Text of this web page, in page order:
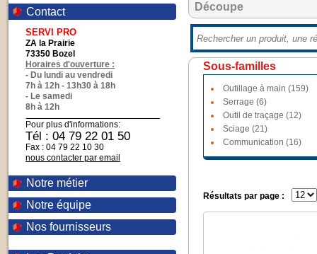
Contact
SERVI PRO
ZA la Prairie
73350 Bozel
Horaires d'ouverture :
- Du lundi au vendredi
7h à 12h - 13h30 à 18h
- Le samedi
8h à 12h
Pour plus d'informations:
Tél : 04 79 22 01 50
Fax : 04 79 22 10 30
nous contacter par email
Notre métier
Notre équipe
Nos fournisseurs
Découpe
Sous-familles
Outillage à main (159)
Serrage (6)
Outil de traçage (12)
Sciage (21)
Communication (16)
Résultats par page :